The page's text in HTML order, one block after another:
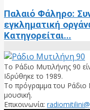
Παλαιό Φάληρο:
εγκληματική
Κατηγορείται...
Το Ράδιο Μυτιλήνης 90
Ιδρύθηκε το 1989.
Το πρόγραμμα του Ράδιο
μουσική.
Επικοινωνία: